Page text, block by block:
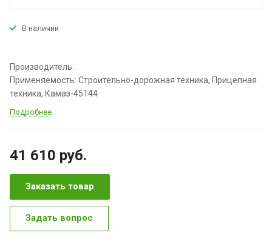
В наличии
Производитель:
Применяемость: Строительно-дорожная техника, Прицепная
техника, Камаз-45144
Подробнее
41 610 руб.
Заказать товар
Задать вопрос